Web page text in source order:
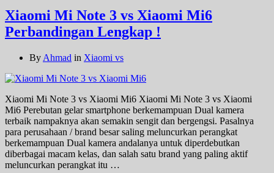
Xiaomi Mi Note 3 vs Xiaomi Mi6
Perbandingan Lengkap !
By Ahmad in Xiaomi vs
Xiaomi Mi Note 3 vs Xiaomi Mi6 Xiaomi Mi Note 3 vs Xiaomi
Mi6 Perebutan gelar smartphone berkemampuan Dual kamera
terbaik nampaknya akan semakin sengit dan bergengsi. Pasalnya
para perusahaan / brand besar saling meluncurkan perangkat
berkemampuan Dual kamera andalanya untuk diperdebutkan
diberbagai macam kelas, dan salah satu brand yang paling aktif
meluncurkan perangkat itu …